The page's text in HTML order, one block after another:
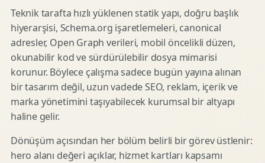
Teknik tarafta hızlı yüklenen statik yapı, doğru başlık
hiyerarşisi, Schema.org işaretlemeleri, canonical
adresler, Open Graph verileri, mobil öncelikli düzen,
okunabilir kod ve sürdürülebilir dosya mimarisi
korunur. Böylece çalışma sadece bugün yayına alınan
bir tasarım değil, uzun vadede SEO, reklam, içerik ve
marka yönetimini taşıyabilecek kurumsal bir altyapı
haline gelir.
Dönüşüm açısından her bölüm belirli bir görev üstlenir:
hero alanı değeri açıklar, hizmet kartları kapsamı